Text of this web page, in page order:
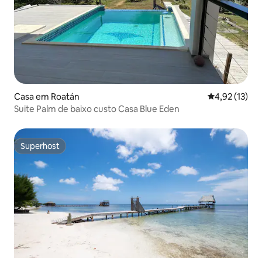
Casa em Roatán Classificação
4,92 (13)
Suite Palm de baixo custo Casa Blue Eden
Superhost
Superhost